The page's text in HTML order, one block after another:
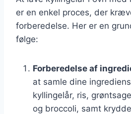
er en enkel proces, der
forberedelse. Her er en
følge:
Forberedelse af
at samle dine
kyllingelår, ris,
og broccoli, samt